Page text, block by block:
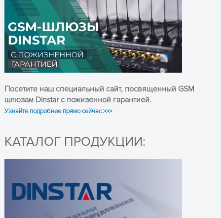
Посетите наш специальный сайт, посвященный GSM
шлюзам Dinstar с пожизенной гарантией.
Узнайте подробнее прямо сейчас >>>
КАТАЛОГ ПРОДУКЦИИ:
ОСТАВЬТЕ ЗАЯВКУ
и получите консультацию
ПОЛУЧИТЬ КОНСУЛЬТАЦИЮ